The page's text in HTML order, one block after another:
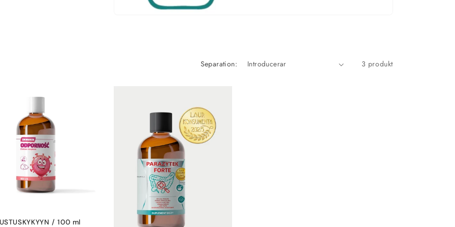
Separation: 3 produkt
/ 100 ml